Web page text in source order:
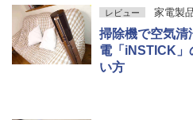
レビュー 家電製
掃除機で空気清
電「iNSTICK」
い方